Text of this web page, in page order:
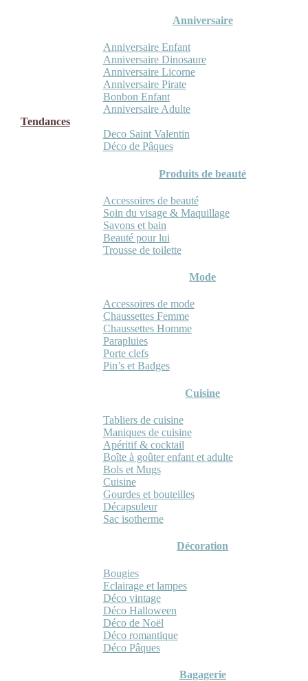
Anniversaire
Anniversaire Enfant
Anniversaire Dinosaure
Anniversaire Licorne
Anniversaire Pirate
Bonbon Enfant
Anniversaire Adulte
Tendances
Deco Saint Valentin
Déco de Pâques
Produits de beauté
Accessoires de beauté
Soin du visage & Maquillage
Savons et bain
Beauté pour lui
Trousse de toilette
Mode
Accessoires de mode
Chaussettes Femme
Chaussettes Homme
Parapluies
Porte clefs
Pin’s et Badges
Cuisine
Tabliers de cuisine
Maniques de cuisine
Apéritif & cocktail
Boîte à goûter enfant et adulte
Bols et Mugs
Cuisine
Gourdes et bouteilles
Décapsuleur
Sac isotherme
Décoration
Bougies
Eclairage et lampes
Déco vintage
Déco Halloween
Déco de Noël
Déco romantique
Déco Pâques
Bagagerie